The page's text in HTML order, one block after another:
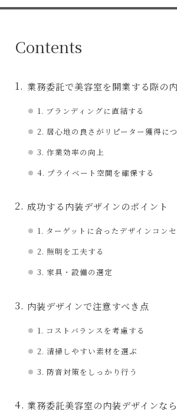
Contents
業務委託で美容室を開業する際の
1. ブランディングに直結する
2. 居心地の良さがリピーター獲得に
3. 作業効率の向上
4. プライベート空間を確保する
成功する内装デザインのポイント
1. ターゲットに合ったデザインコン
2. 照明を工夫する
3. 家具・設備の選定
内装デザインで注意すべき点
1. コストバランスを考慮する
2. 清掃しやすい素材を選ぶ
3. 防音対策をしっかり行う
業務委託美容室の内装デザイン